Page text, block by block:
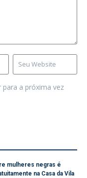
para a próxima vez
mulheres negras é
na Casa da Vila